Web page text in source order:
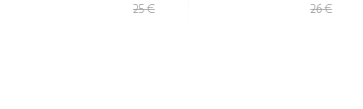
25 € 26 €